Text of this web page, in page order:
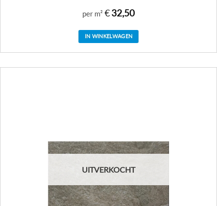
per m² €32,50
IN WINKELWAGEN
UITVERKOCHT